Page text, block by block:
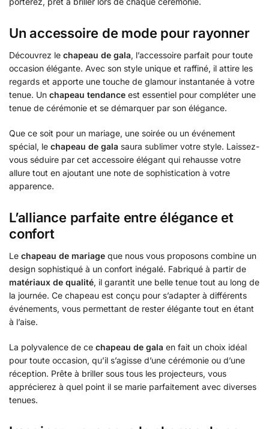
Un accessoire de mode pour rayonner
Découvrez le chapeau de gala, l’accessoire parfait pour toute
occasion élégante. Avec son style unique et raffiné, il attire les
regards et apporte une touche de glamour instantanée à votre
tenue. Un chapeau tendance est essentiel pour compléter une
tenue de cérémonie et se démarquer par son élégance.
Que ce soit pour un mariage, une soirée ou un événement
spécial, le chapeau de gala saura sublimer votre style. Laissez-
vous séduire par cet accessoire élégant qui rehausse votre
allure tout en ajoutant une note de sophistication à votre
apparence.
L’alliance parfaite entre élégance et
confort
Le chapeau de mariage que nous vous proposons combine un
design sophistiqué à un confort inégalé. Fabriqué à partir de
matériaux de qualité, il garantit une belle tenue tout au long de
la journée. Ce chapeau est conçu pour s’adapter à différents
événements, vous permettant de rester élégante tout en étant
à l’aise.
La polyvalence de ce chapeau de gala en fait un choix idéal
pour toute occasion, qu’il s’agisse d’une cérémonie ou d’une
réception. Prête à briller sous tous les projecteurs, vous
apprécierez à quel point il se marie parfaitement avec diverses
tenues.